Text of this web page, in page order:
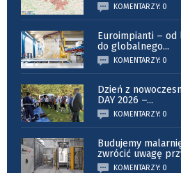
KOMENTARZY: 0
Euroimpianti –
do globalnego...
KOMENTARZY: 0
Dzień z
DAY 2026 –...
KOMENTARZY: 0
Budujemy
zwrócić uwagę
KOMENTARZY: 0